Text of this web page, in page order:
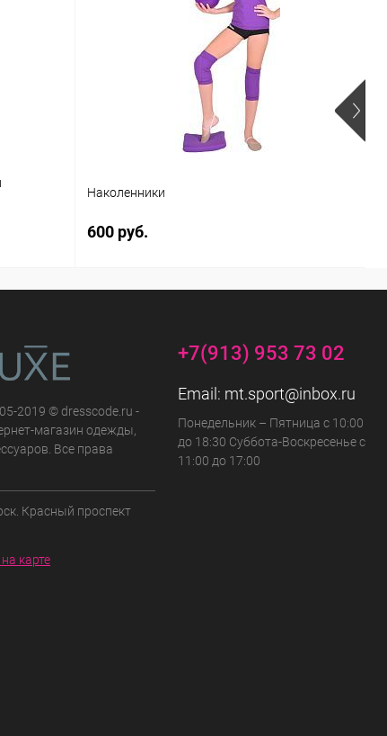
Наколенники
600 руб.
2019 © dresscode.ru -
магазин одежды,
Все права
Красный проспект
карте
+7(913) 953 73 02
Email: mt.sport@inbox.ru
Понедельник – Пятница с 10:00
до 18:30 Суббота-Воскресенье с
11:00 до 17:00